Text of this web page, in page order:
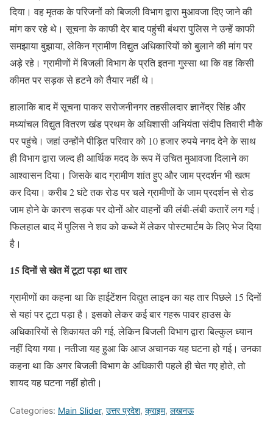
दिया। वह मृतक के परिजनों को बिजली विभाग द्वारा मुआवजा दिए जाने की
मांग कर रहे थे। सूचना के काफी देर बाद पहुंची बंथरा पुलिस ने उन्हें काफी
समझाया बुझाया, लेकिन ग्रामीण विद्युत अधिकारियों को बुलाने की मांग पर
अड़े रहे। ग्रामीणों में बिजली विभाग के प्रति इतना गुस्सा था कि वह किसी
कीमत पर सड़क से हटने को तैयार नहीं थे।
हालाकि बाद में सूचना पाकर सरोजनीनगर तहसीलदार ज्ञानेंद्र सिंह और
मध्यांचल विद्युत वितरण खंड प्रथम के अधिशासी अभियंता संदीप तिवारी मौके
पर पहुंचे। जहां उन्होंने पीड़ित परिवार को 10 हजार रुपये नगद देने के साथ
ही विभाग द्वारा जल्द ही आर्थिक मदद के रूप में उचित मुआवजा दिलाने का
आश्वासन दिया। जिसके बाद ग्रामीण शांत हुए और जाम प्रदर्शन भी खत्म
कर दिया। करीब 2 घंटे तक रोड पर चले ग्रामीणों के जाम प्रदर्शन से रोड
जाम होने के कारण सड़क पर दोनों ओर वाहनों की लंबी-लंबी कतारें लग गई।
फिलहाल बाद में पुलिस ने शव को कब्जे में लेकर पोस्टमार्टम के लिए भेज दिया
है।
15 दिनों से खेत में टूटा पड़ा था तार
ग्रामीणों का कहना था कि हाईटेंशन विद्युत लाइन का यह तार पिछले 15 दिनों
से यहां पर टूटा पड़ा है। इसको लेकर कई बार गहरू पावर हाउस के
अधिकारियों से शिकायत की गई, लेकिन बिजली विभाग द्वारा बिल्कुल ध्यान
नहीं दिया गया। नतीजा यह हुआ कि आज अचानक यह घटना हो गई। उनका
कहना था कि अगर बिजली विभाग के अधिकारी पहले ही चेत गए होते, तो
शायद यह घटना नहीं होती।
Categories: Main Slider, उत्तर प्रदेश, क्राइम, लखनऊ